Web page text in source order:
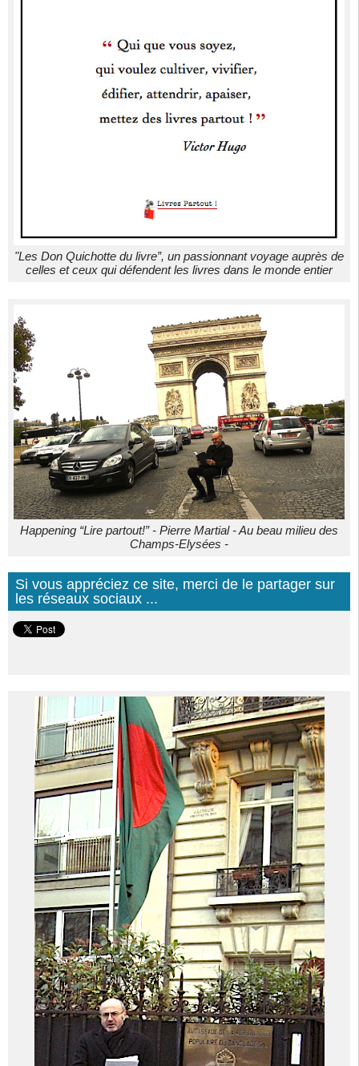
"Les Don Quichotte du livre”, un passionnant voyage auprès de
celles et ceux qui défendent les livres dans le monde entier
Happening “Lire partout!” - Pierre Martial - Au beau milieu des
Champs-Elysées -
Si vous appréciez ce site, merci de le partager sur
les réseaux sociaux ...